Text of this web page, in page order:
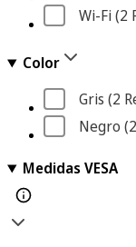
Wi-Fi (2
Color
Gris (2
Negro (2
Medidas VESA